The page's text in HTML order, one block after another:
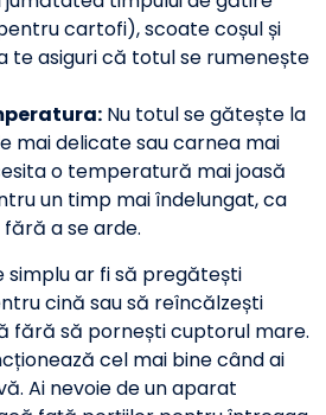
cartofi), scoate coșul și
te asiguri că totul se rumenește
Nu totul se gătește la
mai delicate sau carnea mai
o temperatură mai joasă
un timp mai îndelungat, ca
a se arde.
simplu ar fi să pregătești
cină sau să reîncălzești
fără să pornești cuptorul mare.
cel mai bine când ai
Ai nevoie de un aparat